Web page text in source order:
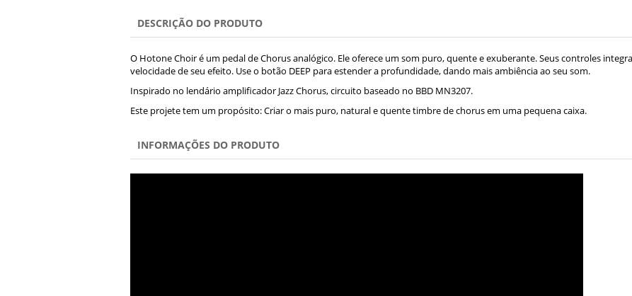
DESCRIÇÃO DO PRODUTO
O Hotone Choir é um pedal de Chorus analógico. Ele oferece um som puro, quente e exuberante. Seus controles
velocidade de seu efeito. Use o botão DEEP para estender a profundidade, dando mais ambiência ao seu som.
Inspirado no lendário amplificador Jazz Chorus, circuito baseado no BBD MN3207.
Este projete tem um propósito: Criar o mais puro, natural e quente timbre de chorus em uma pequena caixa.
INFORMAÇÕES DO PRODUTO